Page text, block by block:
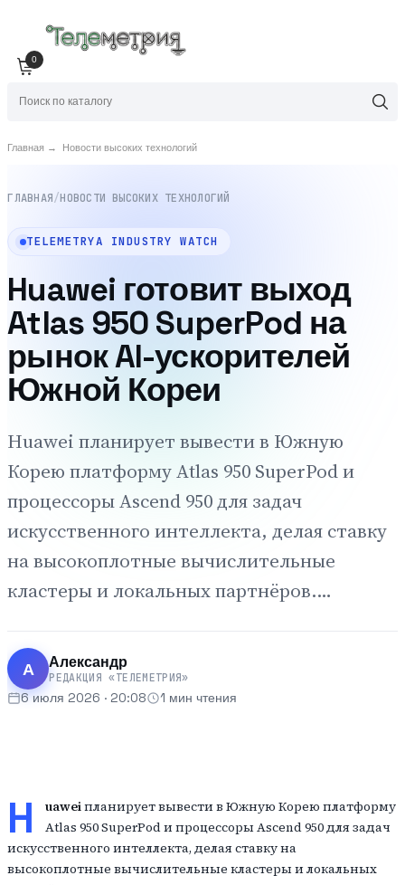
0
Главная → Новости высоких технологий
ГЛАВНАЯ/НОВОСТИ ВЫСОКИХ ТЕХНОЛОГИЙ
TELEMETRYA INDUSTRY WATCH
Huawei готовит выход
Atlas 950 SuperPod на
рынок AI-ускорителей
Южной Кореи
Huawei планирует вывести в Южную
Корею платформу Atlas 950 SuperPod и
процессоры Ascend 950 для задач
искусственного интеллекта, делая ставку
на высокоплотные вычислительные
кластеры и локальных партнёров.…
А Александр
РЕДАКЦИЯ «ТЕЛЕМЕТРИЯ»
6 июля 2026 · 20:08 1 мин чтения
H uaweiпланирует вывести в Южную Корею платформу
Atlas 950 SuperPod и процессоры Ascend 950 для задач
искусственного интеллекта, делая ставку на
высокоплотные вычислительные кластеры и локальных